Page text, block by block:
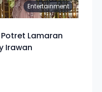
Entertainment
Lamaran
Irawan